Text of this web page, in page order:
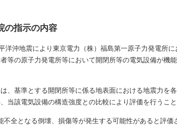
の指示の内容
洋沖地震により東京電力（株）福島第一原子力発電所
等の原子力発電所等において開閉所等の電気設備が機
、基準とする開閉所等に係る地表面における地震力を
当該電気設備の構造強度との比較により評価を行うこと
不全となる倒壊、損傷等が発生する可能性があると評